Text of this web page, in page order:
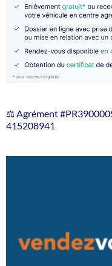
⚖️ Agrément
415208941